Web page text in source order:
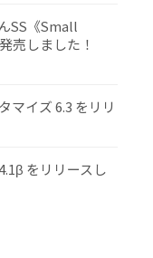
SS《Small
売しました！
マイズ 6.3 をリリ
をリリースし